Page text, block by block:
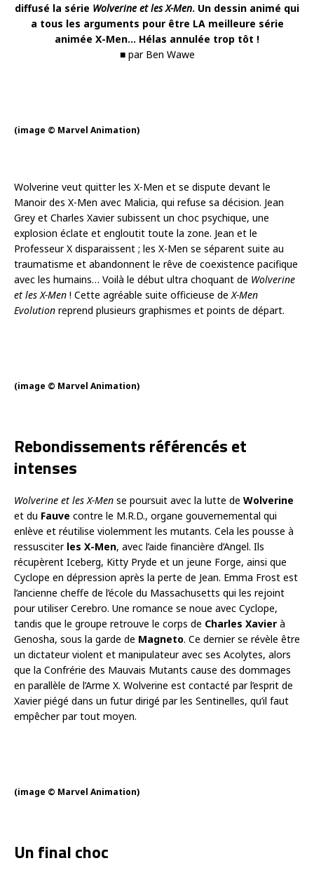
diffusé la série Wolverine et les X-Men. Un dessin animé qui
a tous les arguments pour être LA meilleure série
animée X-Men… Hélas annulée trop tôt !
■ par Ben Wawe
(image © Marvel Animation)
Wolverine veut quitter les X-Men et se dispute devant le
Manoir des X-Men avec Malicia, qui refuse sa décision. Jean
Grey et Charles Xavier subissent un choc psychique, une
explosion éclate et engloutit toute la zone. Jean et le
Professeur X disparaissent ; les X-Men se séparent suite au
traumatisme et abandonnent le rêve de coexistence pacifique
avec les humains… Voilà le début ultra choquant de Wolverine
et les X-Men ! Cette agréable suite officieuse deX-Men
Evolution reprend plusieurs graphismes et points de départ.
(image © Marvel Animation)
Rebondissements référencés et
intenses
Wolverine et les X-Men se poursuit avec la lutte de Wolverine
et du Fauve contre le M.R.D., organe gouvernemental qui
enlève et réutilise violemment les mutants. Cela les pousse à
ressusciter les X-Men, avec l’aide financière d’Angel. Ils
récupèrent Iceberg, Kitty Pryde et un jeune Forge, ainsi que
Cyclope en dépression après la perte de Jean. Emma Frost est
l’ancienne cheffe de l’école du Massachusetts qui les rejoint
pour utiliser Cerebro. Une romance se noue avec Cyclope,
tandis que le groupe retrouve le corps de Charles Xavier à
Genosha, sous la garde de Magneto. Ce dernier se révèle être
un dictateur violent et manipulateur avec ses Acolytes, alors
que la Confrérie des Mauvais Mutants cause des dommages
en parallèle de l’Arme X. Wolverine est contacté par l’esprit de
Xavier piégé dans un futur dirigé par les Sentinelles, qu’il faut
empêcher par tout moyen.
(image © Marvel Animation)
Un final choc